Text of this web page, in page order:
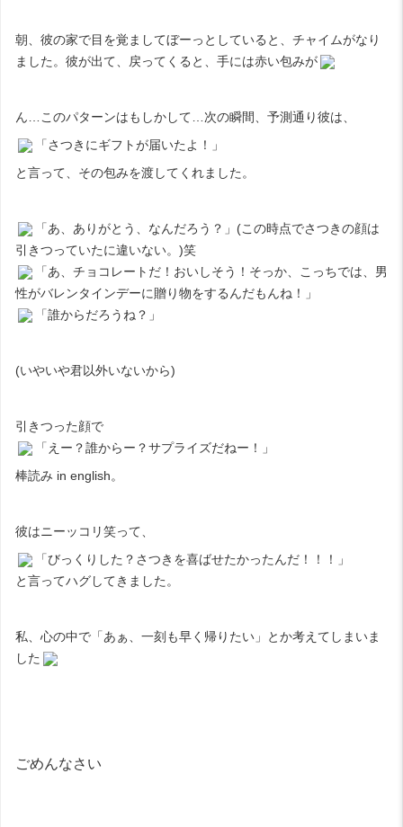
朝、彼の家で目を覚ましてぼーっとしていると、チャイムがなり
ました。彼が出て、戻ってくると、手には赤い包みが
ん…このパターンはもしかして…次の瞬間、予測通り彼は、
「さつきにギフトが届いたよ！」
と言って、その包みを渡してくれました。
「あ、ありがとう、なんだろう？」(この時点でさつきの顔は
引きつっていたに違いない。)笑
「あ、チョコレートだ！おいしそう！そっか、こっちでは、男
性がバレンタインデーに贈り物をするんだもんね！」
「誰からだろうね？」
(いやいや君以外いないから)
引きつった顔で
「えー？誰からー？サプライズだねー！」
棒読み in english。
彼はニーッコリ笑って、
「びっくりした？さつきを喜ばせたかったんだ！！！」
と言ってハグしてきました。
私、心の中で「あぁ、一刻も早く帰りたい」とか考えてしまいま
した
ごめんなさい